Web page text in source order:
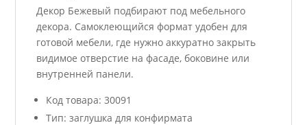
Декор Бежевый подбирают под мебельного
декора. Самоклеющийся формат удобен для
готовой мебели, где нужно аккуратно закрыть
видимое отверстие на фасаде, боковине или
внутренней панели.
Код товара: 30091
Тип: заглушка для конфирмата